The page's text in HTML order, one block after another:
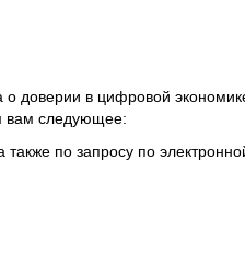
доверии в цифровой
вам следующее:
по запросу по